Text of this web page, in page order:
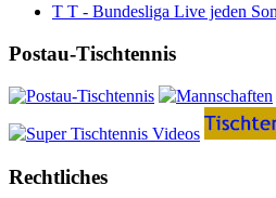
T T - Bundesliga Live jeden
Postau-Tischtennis
Rechtliches